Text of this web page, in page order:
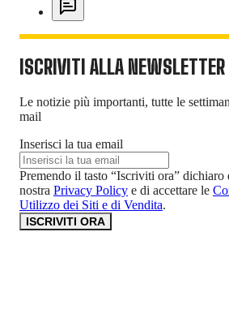
ISCRIVITI ALLA NEWSLETTER
Le notizie più importanti, tutte le
mail
Inserisci la tua email
Premendo il tasto “Iscriviti ora” dichiaro
nostra Privacy Policy e di accettare le
Utilizzo dei Siti e di Vendita.
ISCRIVITI ORA